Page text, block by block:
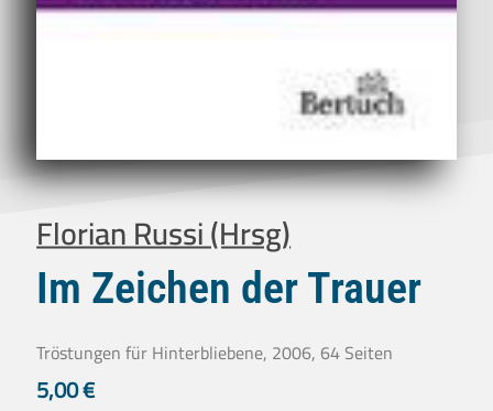
Florian Russi (Hrsg)
Im Zeichen der Trauer
Tröstungen für Hinterbliebene, 2006, 64 Seiten
5,00€